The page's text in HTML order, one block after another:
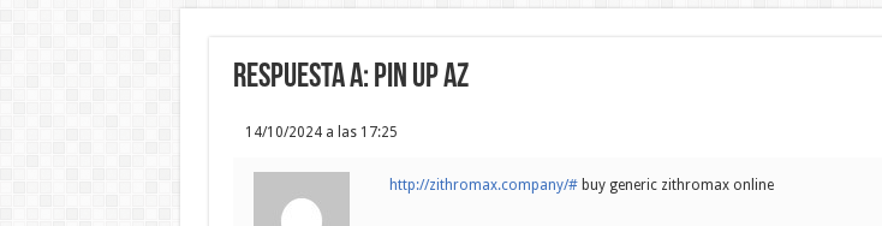
Respuesta a: pin up az
14/10/2024 a las 17:25
http://zithromax.company/#buy generic zithromax online